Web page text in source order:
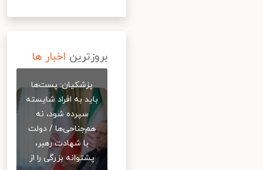
بروزترین اخبار ها
پزشکیان: پست‌ها
باید به افراد شایسته
سپرده شود، نه
هم‌جناحی‌ها / دولت
با شهادت رهبر،
پشتوانه بزرگی را از